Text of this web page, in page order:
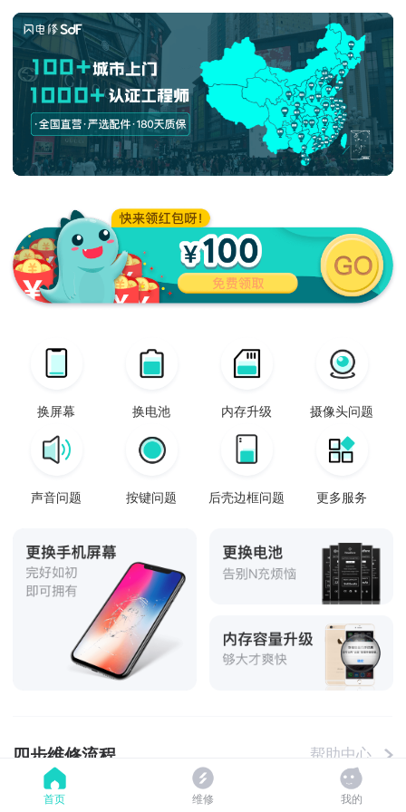
换屏幕 换电池 内存升级 摄像头问题
声音问题 按键问题 后壳边框问题 更多服务
四步维修流程 帮助中心
首页 维修 我的